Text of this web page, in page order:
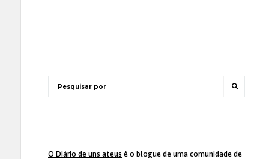
O Diário de uns ateus é o blogue de uma comunidade de